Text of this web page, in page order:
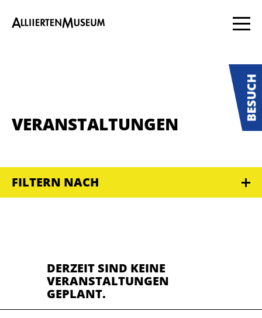
VERANSTALTUNGEN
FILTERN NACH
DERZEIT SIND KEINE
VERANSTALTUNGEN
GEPLANT.